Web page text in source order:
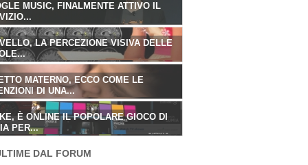
MUSIC, FINALMENTE ATTIVO IL
MUSIC, FINALMENTE ATTIVO IL
LA PERCEZIONE VISIVA DELLE
LA PERCEZIONE VISIVA DELLE
MATERNO, ECCO COME LE
DI UNA...
MATERNO, ECCO COME LE
DI UNA...
È ONLINE IL POPOLARE GIOCO DI
PER...
È ONLINE IL POPOLARE GIOCO DI
PER...
DAL FORUM